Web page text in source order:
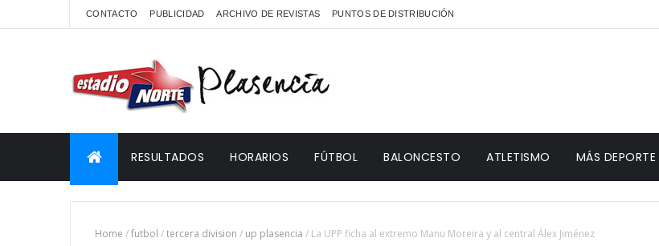
CONTACTO PUBLICIDAD ARCHIVO DE REVISTAS PUNTOS DE DISTRIBUCIÓN
RESULTADOS HORARIOS FÚTBOL BALONCESTO ATLETISMO MÁS DEPORTE
Home /futbol /tercera division / up plasencia / La UPP ficha al extremo Manu Moreira y al central Álex Jiménez